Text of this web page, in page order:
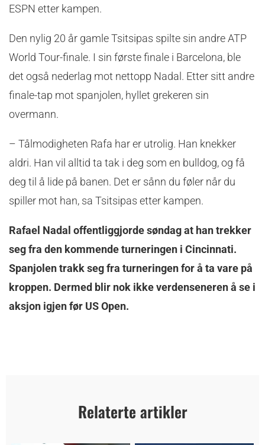
ESPN etter kampen.
Den nylig 20 år gamle Tsitsipas spilte sin andre ATP
World Tour-finale. I sin første finale i Barcelona, ble
det også nederlag mot nettopp Nadal. Etter sitt andre
finale-tap mot spanjolen, hyllet grekeren sin
overmann.
– Tålmodigheten Rafa har er utrolig. Han knekker
aldri. Han vil alltid ta tak i deg som en bulldog, og få
deg til å lide på banen. Det er sånn du føler når du
spiller mot han, sa Tsitsipas etter kampen.
Rafael Nadal offentliggjorde søndag at han trekker
seg fra den kommende turneringen i Cincinnati.
Spanjolen trakk seg fra turneringen for å ta vare på
kroppen. Dermed blir nok ikke verdenseneren å se i
aksjon igjen før US Open.
Relaterte artikler